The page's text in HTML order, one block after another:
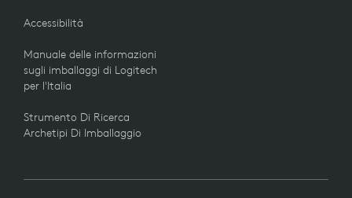
Accessibilità
Manuale delle informazioni
sugli imballaggi di Logitech
per l'Italia
Strumento Di Ricerca
Archetipi Di Imballaggio